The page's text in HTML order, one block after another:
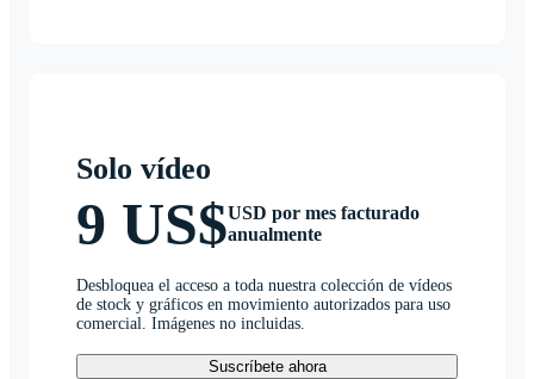
Solo vídeo
9 US$USD por mes facturado
anualmente
Desbloquea el acceso a toda nuestra colección de vídeos
de stock y gráficos en movimiento autorizados para uso
comercial. Imágenes no incluidas.
Suscríbete ahora